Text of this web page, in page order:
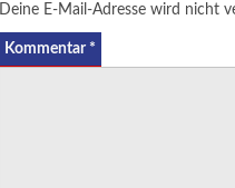
Deine E-Mail-Adresse wird nicht
Kommentar *